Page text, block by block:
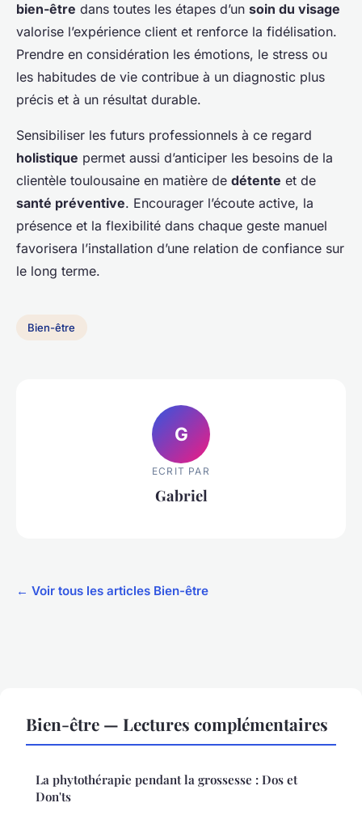
bien-être dans toutes les étapes d’un soin du visage
valorise l’expérience client et renforce la fidélisation.
Prendre en considération les émotions, le stress ou
les habitudes de vie contribue à un diagnostic plus
précis et à un résultat durable.
Sensibiliser les futurs professionnels à ce regard
holistique permet aussi d’anticiper les besoins de la
clientèle toulousaine en matière de détente et de
santé préventive. Encourager l’écoute active, la
présence et la flexibilité dans chaque geste manuel
favorisera l’installation d’une relation de confiance sur
le long terme.
Bien-être
G
ECRIT PAR
Gabriel
← Voir tous les articles Bien-être
Bien-être — Lectures complémentaires
La phytothérapie pendant la grossesse : Dos et
Don'ts